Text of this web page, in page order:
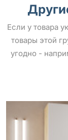
Если у товара
товары этой
угодно -